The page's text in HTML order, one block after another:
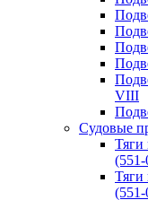
VIII
Судовые